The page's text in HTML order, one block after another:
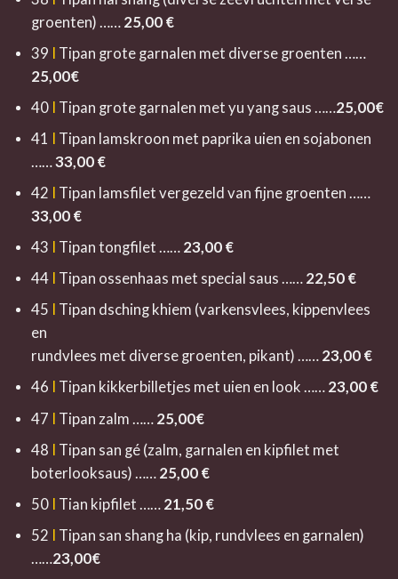
groenten) …… 25,00€
39 I Tipan grote garnalen met diverse groenten ……
25,00€
40 I Tipan grote garnalen met yu yang saus ……25,00€
41 I Tipan lamskroon met paprika uien en sojabonen
……33,00 €
42
Tipan lamsfilet vergezeld van fijne groenten ……
33,00 €
43
Tipan tongfilet …… 23,00€
44 Tipan ossenhaas met special saus …… 22,50 €
45
Tipan dsching khiem (varkensvlees, kippenvlees
en
rundvlees met diverse groenten, pikant) …… 23,00€
46
Tipan kikkerbilletjes met uien en look …… 23,00 €
47 I Tipan zalm …… 25,00€
48 I Tipan san gé (zalm, garnalen en kipfilet met
boterlooksaus) …… 25,00 €
50 I Tian kipfilet …… 21,50 €
52 I Tipan san shang ha (kip, rundvlees en garnalen)
……23,00€